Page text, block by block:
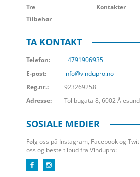
Tre
Tilbehør
Kontakter
TA KONTAKT
Telefon:
+4791906935
E-post:
info@vindupro.no
Reg.nr.:
923269258
Adresse:
Tollbugata 8, 6002 Ålesund
SOSIALE MEDIER
Følg oss på Instagram, Facebook og
oss og beste tilbud fra Vindupro: